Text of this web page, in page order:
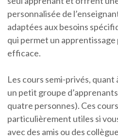
personnalisée de
adaptées aux besoins
qui permet un apprentissage
efficace.
Les cours semi-privés,
un petit groupe
quatre personnes). Ces
particulièrement utiles si
avec des amis ou des